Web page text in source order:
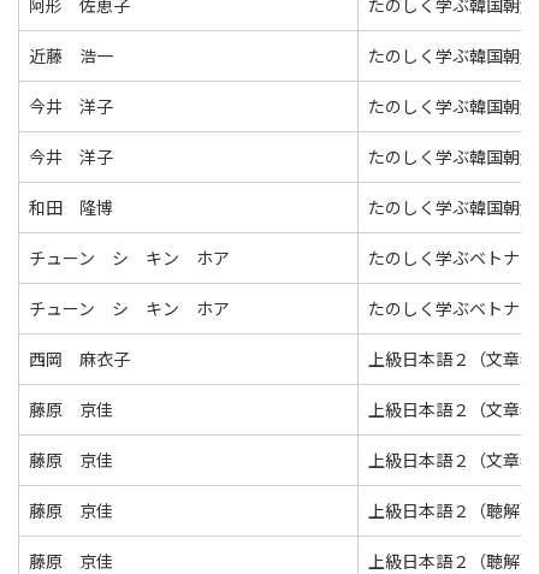
阿形 佐恵子 たのしく学ぶ韓国朝
近藤 浩一 たのしく学ぶ韓国朝
今井 洋子 たのしく学ぶ韓国朝
今井 洋子 たのしく学ぶ韓国朝
和田 隆博 たのしく学ぶ韓国朝
チューン シ キン ホア たのしく学ぶベトナ
チューン シ キン ホア たのしく学ぶベトナ
西岡 麻衣子 上級日本語２（文章
藤原 京佳 上級日本語２（文章
藤原 京佳 上級日本語２（文章
藤原 京佳 上級日本語２（聴解
藤原 京佳 上級日本語２（聴解